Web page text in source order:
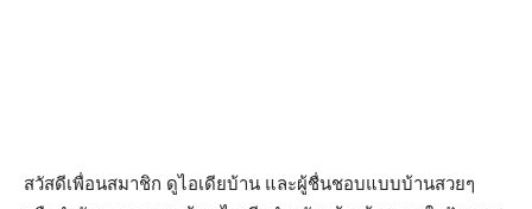
สวัสดีเพื่อนสมาชิก ดูไอเดียบ้าน และผู้ชื่นชอบแบบบ้านสวยๆ